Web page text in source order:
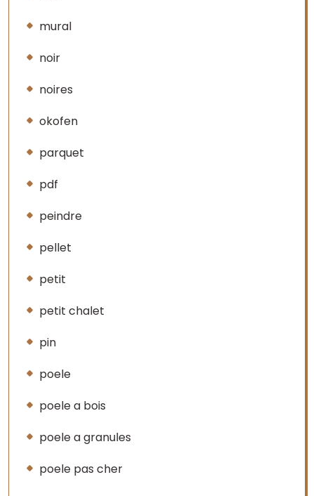
mural
noir
noires
okofen
parquet
pdf
peindre
pellet
petit
petit chalet
pin
poele
poele a bois
poele a granules
poele pas cher